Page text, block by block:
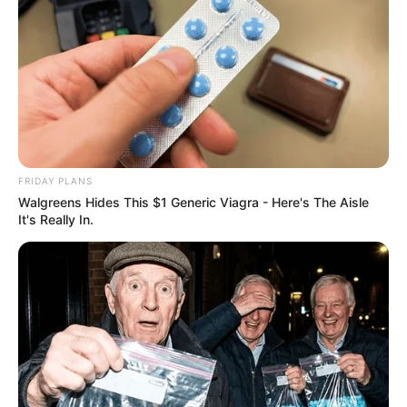
ΗOlzewski, η οποία κατάγεται από τοWisconsin, αλλά
σήμερα κατοικεί στην περιοχή της Tampa της Florida ,
FRIDAY PLANS
Walgreens Hides This $1 Generic Viagra - Here's The Aisle
It's Really In.